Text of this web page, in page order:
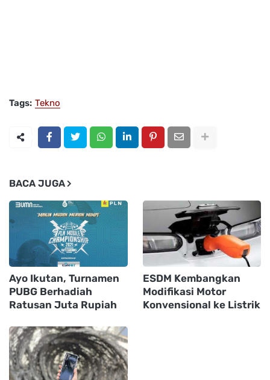
Tags: Tekno
BACA JUGA
Ayo Ikutan, Turnamen
PUBG Berhadiah
Ratusan Juta Rupiah
ESDM Kembangkan
Modifikasi Motor
Konvensional ke Listrik